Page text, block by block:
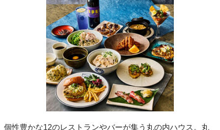
個性豊かな12のレストランやバーが集う丸の内ハウス。丸